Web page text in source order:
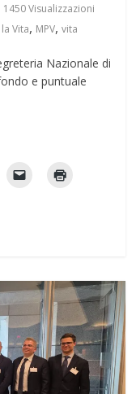
1450 Visualizzazioni
Vita, MPV,vita
Nazionale di
e puntuale